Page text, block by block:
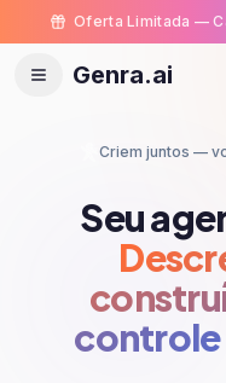
Oferta Limitada —
Genra.ai
Criem juntos —
Seu
controle